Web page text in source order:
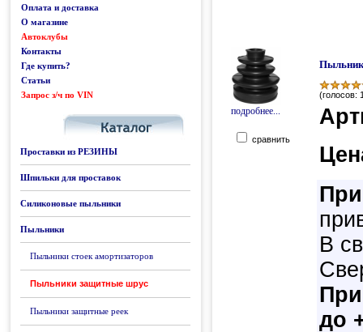
Оплата и доставка
О магазине
Автоклубы
Контакты
Где купить?
Статьи
Запрос з/ч по VIN
Проставки из РЕЗИНЫ
Шпильки для проставок
Силиконовые пыльники
Пыльники
Пыльники стоек амортизаторов
Пыльники защитные шрус
Пыльники защитные реек
подробнее...
сравнить
Пыльник
(голосов:
В
до